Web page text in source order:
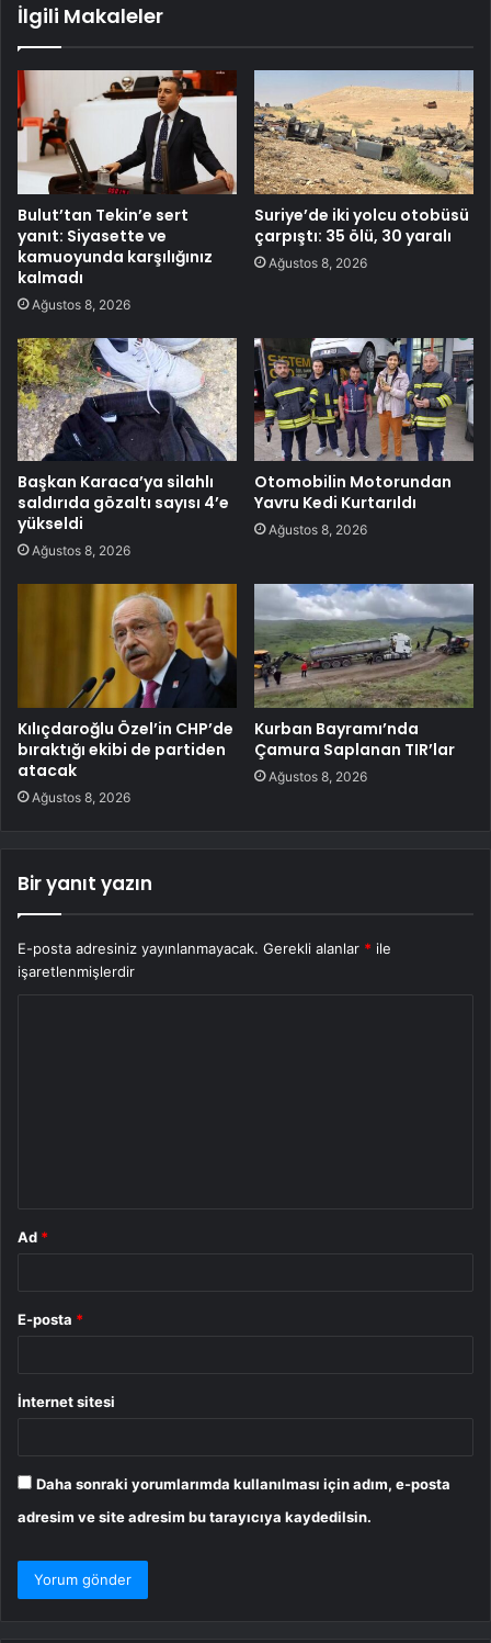
İlgili Makaleler
Bulut’tan Tekin’e sert
yanıt: Siyasette ve
kamuoyunda karşılığınız
kalmadı
Ağustos 8, 2026
Suriye’de iki yolcu otobüsü
çarpıştı: 35 ölü, 30 yaralı
Ağustos 8, 2026
Başkan Karaca’ya silahlı
saldırıda gözaltı sayısı 4’e
yükseldi
Ağustos 8, 2026
Otomobilin Motorundan
Yavru Kedi Kurtarıldı
Ağustos 8, 2026
Kılıçdaroğlu Özel’in CHP’de
bıraktığı ekibi de partiden
atacak
Ağustos 8, 2026
Kurban Bayramı’nda
Çamura Saplanan TIR’lar
Ağustos 8, 2026
Bir yanıt yazın
E-posta adresiniz yayınlanmayacak. Gerekli alanlar * ile
işaretlenmişlerdir
Ad *
E-posta *
İnternet sitesi
Daha sonraki yorumlarımda kullanılması için adım, e-posta
adresim ve site adresim bu tarayıcıya kaydedilsin.